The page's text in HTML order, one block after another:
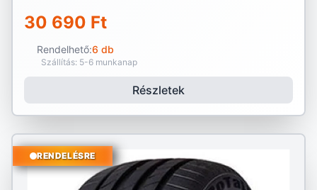
30 690 Ft
Rendelhető:6 db
Szállítás: 5-6 munkanap
Részletek
RENDELÉSRE